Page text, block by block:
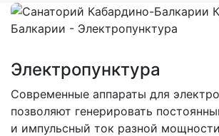
Электропунктура
Современные аппараты для
позволяют генерировать
и импульсный ток разной